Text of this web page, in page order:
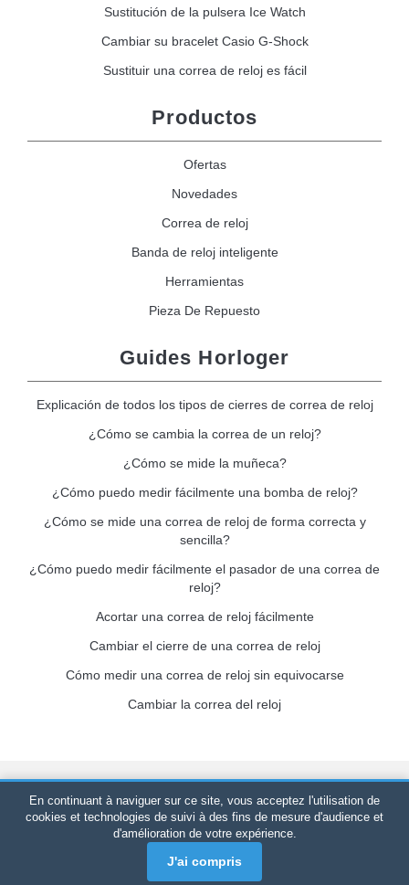
Sustitución de la pulsera Ice Watch
Cambiar su bracelet Casio G-Shock
Sustituir una correa de reloj es fácil
Productos
Ofertas
Novedades
Correa de reloj
Banda de reloj inteligente
Herramientas
Pieza De Repuesto
Guides Horloger
Explicación de todos los tipos de cierres de correa de reloj
¿Cómo se cambia la correa de un reloj?
¿Cómo se mide la muñeca?
¿Cómo puedo medir fácilmente una bomba de reloj?
¿Cómo se mide una correa de reloj de forma correcta y
sencilla?
¿Cómo puedo medir fácilmente el pasador de una correa de
reloj?
Acortar una correa de reloj fácilmente
Cambiar el cierre de una correa de reloj
Cómo medir una correa de reloj sin equivocarse
Cambiar la correa del reloj
Bracelet-de-montre.com © 2026Reservados todos los derechos
SIRET: 520 247 727 000 57 -Plataforma Jurídica: BP 20075 -
31121 PORTET PDC - Francia Metropolitana
únicamente en línea
En continuant à naviguer sur ce site, vous acceptez l'utilisation de
cookies et technologies de suivi à des fins de mesure d'audience et
d'amélioration de votre expérience.
J'ai compris